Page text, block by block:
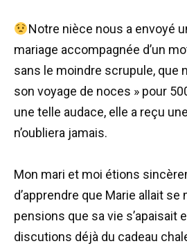
Notre nièce nous a envoyé
mariage accompagnée d’un
sans le moindre scrupule, que
son voyage de noces » pour
une telle audace, elle a reçu
n’oubliera jamais.
Mon mari et moi étions
d’apprendre que Marie allait se
pensions que sa vie s’apaisait
discutions déjà du cadeau